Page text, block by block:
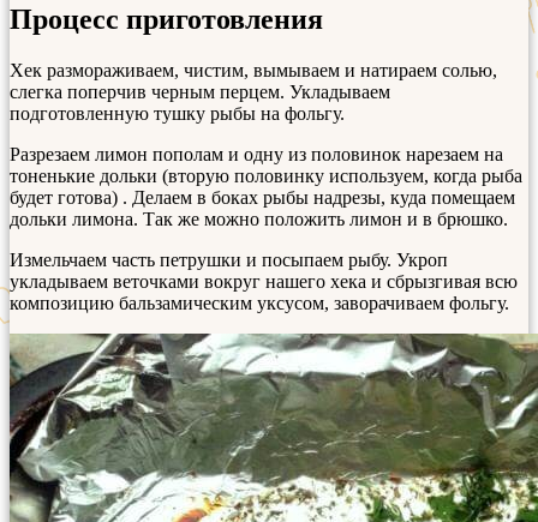
Процесс приготовления
Хек размораживаем, чистим, вымываем и натираем солью,
слегка поперчив черным перцем. Укладываем
подготовленную тушку рыбы на фольгу.
Разрезаем лимон пополам и одну из половинок нарезаем на
тоненькие дольки (вторую половинку используем, когда рыба
будет готова) . Делаем в боках рыбы надрезы, куда помещаем
дольки лимона. Так же можно положить лимон и в брюшко.
Измельчаем часть петрушки и посыпаем рыбу. Укроп
укладываем веточками вокруг нашего хека и сбрызгивая всю
композицию бальзамическим уксусом, заворачиваем фольгу.